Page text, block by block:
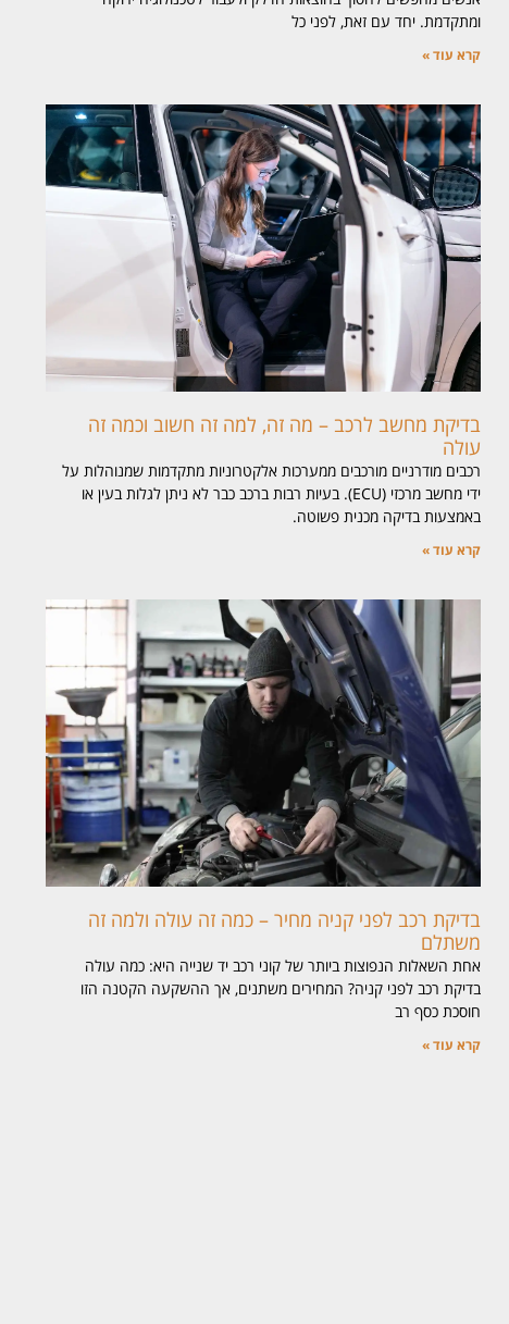
ומתקדמת. יחד עם זאת, לפני כל
קרא עוד »
בדיקת מחשב לרכב – מה זה, למה זה חשוב וכמה זה
עולה
רכבים מודרניים מורכבים ממערכות אלקטרוניות מתקדמות שמנוהלות על
ידי מחשב מרכזי (ECU). בעיות רבות ברכב כבר לא ניתן לגלות בעין או
באמצעות בדיקה מכנית פשוטה.
קרא עוד »
בדיקת רכב לפני קניה מחיר – כמה זה עולה ולמה זה
משתלם
אחת השאלות הנפוצות ביותר של קוני רכב יד שנייה היא: כמה עולה
בדיקת רכב לפני קניה? המחירים משתנים, אך ההשקעה הקטנה הזו
חוסכת כסף רב
קרא עוד »